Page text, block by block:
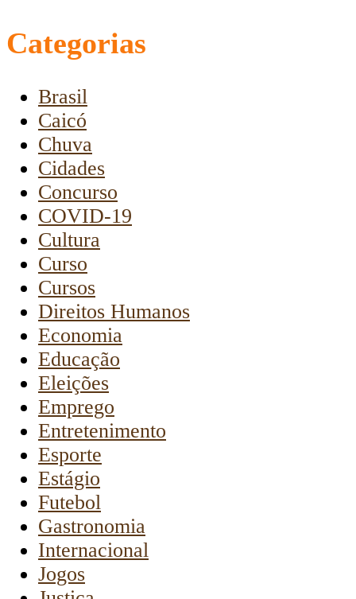
Categorias
Brasil
Caicó
Chuva
Cidades
Concurso
COVID-19
Cultura
Curso
Cursos
Direitos Humanos
Economia
Educação
Eleições
Emprego
Entretenimento
Esporte
Estágio
Futebol
Gastronomia
Internacional
Jogos